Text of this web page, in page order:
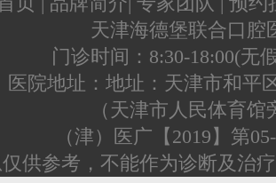
天津海德堡联合口腔
门诊时间：8:30-18:00(无
医院地址：地址：天津市和平
（天津市人民体育馆
（津）医广【2019】第
供参考，不能作为诊断及治